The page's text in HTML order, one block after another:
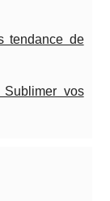
tendance de
vos